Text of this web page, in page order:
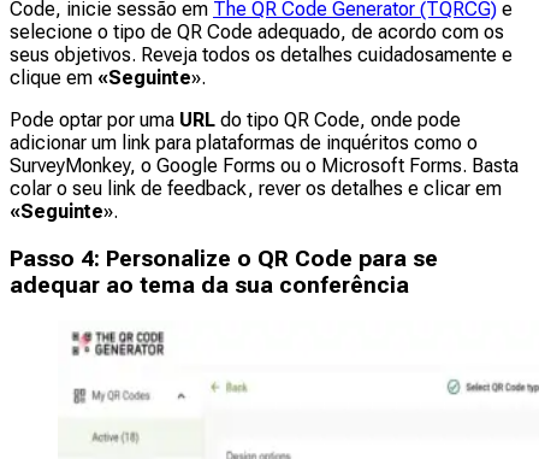
Code, inicie sessão em The QR Code Generator (TQRCG) e
selecione o tipo de QR Code adequado, de acordo com os
seus objetivos. Reveja todos os detalhes cuidadosamente e
clique em «Seguinte».
Pode optar por uma URL do tipo QR Code, onde pode
adicionar um link para plataformas de inquéritos como o
SurveyMonkey, o Google Forms ou o Microsoft Forms. Basta
colar o seu link de feedback, rever os detalhes e clicar em
«Seguinte».
Passo 4: Personalize o QR Code para se
adequar ao tema da sua conferência